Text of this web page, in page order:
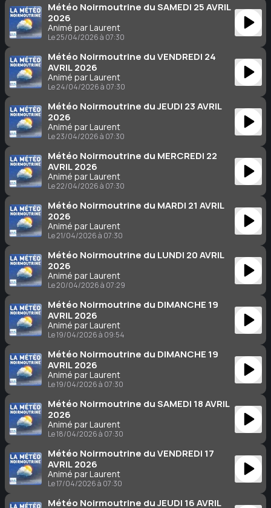
Météo Noirmoutrine du SAMEDI 25 AVRIL
2026
Animé par Laurent
Le 25/04/2026 à 07:30
Météo Noirmoutrine du VENDREDI 24
AVRIL 2026
Animé par Laurent
Le 24/04/2026 à 07:30
Météo Noirmoutrine du JEUDI 23 AVRIL
2026
Animé par Laurent
Le 23/04/2026 à 07:30
Météo Noirmoutrine du MERCREDI 22
AVRIL 2026
Animé par Laurent
Le 22/04/2026 à 07:30
Météo Noirmoutrine du MARDI 21 AVRIL
2026
Animé par Laurent
Le 21/04/2026 à 07:30
Météo Noirmoutrine du LUNDI 20 AVRIL
2026
Animé par Laurent
Le 20/04/2026 à 07:29
Météo Noirmoutrine du DIMANCHE 19
AVRIL 2026
Animé par Laurent
Le 19/04/2026 à 09:54
Météo Noirmoutrine du DIMANCHE 19
AVRIL 2026
Animé par Laurent
Le 19/04/2026 à 07:30
Météo Noirmoutrine du SAMEDI 18 AVRIL
2026
Animé par Laurent
Le 18/04/2026 à 07:30
Météo Noirmoutrine du VENDREDI 17
AVRIL 2026
Animé par Laurent
Le 17/04/2026 à 07:30
Météo Noirmoutrine du JEUDI 16 AVRIL